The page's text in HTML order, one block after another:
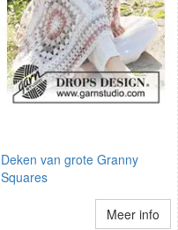
Deken van grote Granny
Squares
Meer info